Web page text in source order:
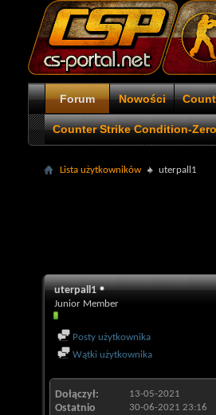
Forum Nowości
Counter Strike Condition-Zero
Lista użytkowników uterpall1
uterpall1
Junior Member
Posty użytkownika
Wątki użytkownika
Dołączył 13-05-2021
Ostatnio
30-06-2021 23:16